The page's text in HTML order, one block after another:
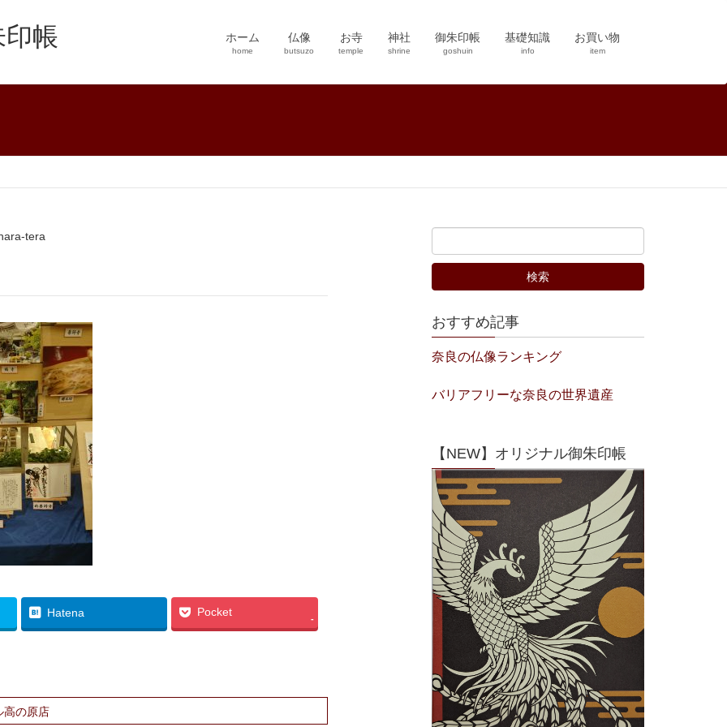
帳 ホーム
home
仏像
butsuzo
お寺
temple
神社
shrine
御朱印帳
goshuin
基礎知識
info
お買い物
item
tera
Hatena Pocket
-
高の原店
おすすめ記事
奈良の仏像ランキング
バリアフリーな奈良の世界遺産
【NEW】オリジナル御朱印帳